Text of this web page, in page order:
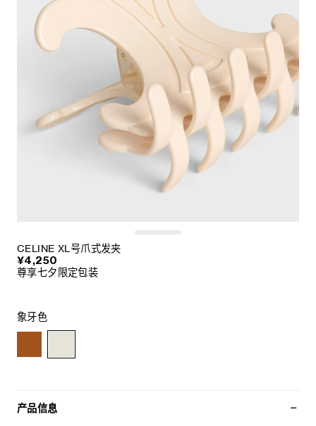
CELINE XL号爪式发夹
¥4,250
尊享七夕限定包装
象牙色
产品信息